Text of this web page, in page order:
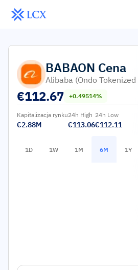
BABAON Cena
Alibaba (Ondo Tokenized
€112.67 +0.49514%
Kapitalizacja rynku
€2.88M
24h High
€113.06
24h Low
€112.11
1D 1W 1M 6M 1Y